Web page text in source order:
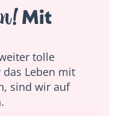
Mit
tolle
Leben mit
sind wir auf